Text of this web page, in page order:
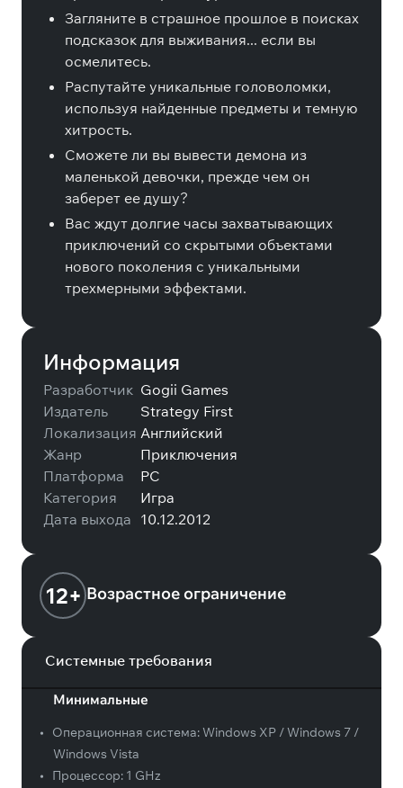
Загляните в страшное прошлое в поисках
подсказок для выживания... если вы
осмелитесь.
Распутайте уникальные головоломки,
используя найденные предметы и темную
хитрость.
Сможете ли вы вывести демона из
маленькой девочки, прежде чем он
заберет ее душу?
Вас ждут долгие часы захватывающих
приключений со скрытыми объектами
нового поколения с уникальными
трехмерными эффектами.
Информация
Разработчик Gogii Games
Издатель
Strategy First
Локализация Английский
Жанр
Приключения
Платформа
PC
Категория
Игра
Дата выхода 10.12.2012
12+ Возрастное ограничение
Системные требования
Минимальные
• Операционная система:Windows XP / Windows 7 /
Windows Vista
•
Процессор: 1 GHz